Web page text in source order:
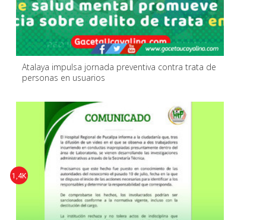
Atalaya impulsa jornada preventiva contra trata de
personas en usuarios
1,4K